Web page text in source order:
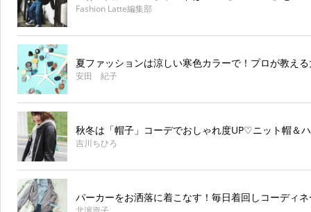
Fashion Latte編集部
夏ファッションは涼しい寒色カラーで！プロが教え
安田 紀子
秋冬は「帽子」コーデでおしゃれ度UP♡ニット帽＆
吉川ちひろ
パーカーをお洒落に着こなす！毎日着回しコーディ